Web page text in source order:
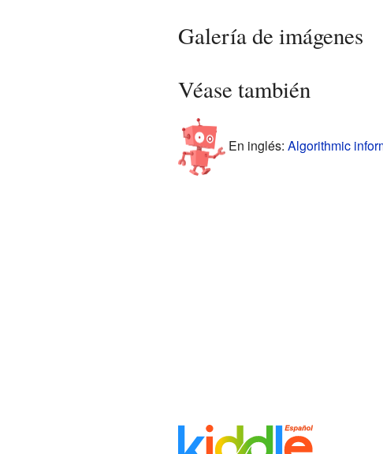
Galería de imágenes
Véase también
En inglés: Algorithmic